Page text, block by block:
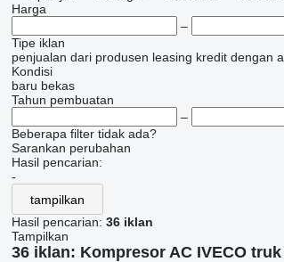
Harga
–
Tipe iklan
penjualan dari produsen leasing kredit dengan
Kondisi
baru bekas
Tahun pembuatan
–
Beberapa filter tidak ada?
Sarankan perubahan
Hasil pencarian:
-
tampilkan
Hasil pencarian: 36 iklan
Tampilkan
36 iklan: Kompresor AC IVECO truk